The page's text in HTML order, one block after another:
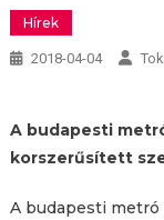
Hírek
2018-04-04
A budapesti
korszerűsített
A budapesti